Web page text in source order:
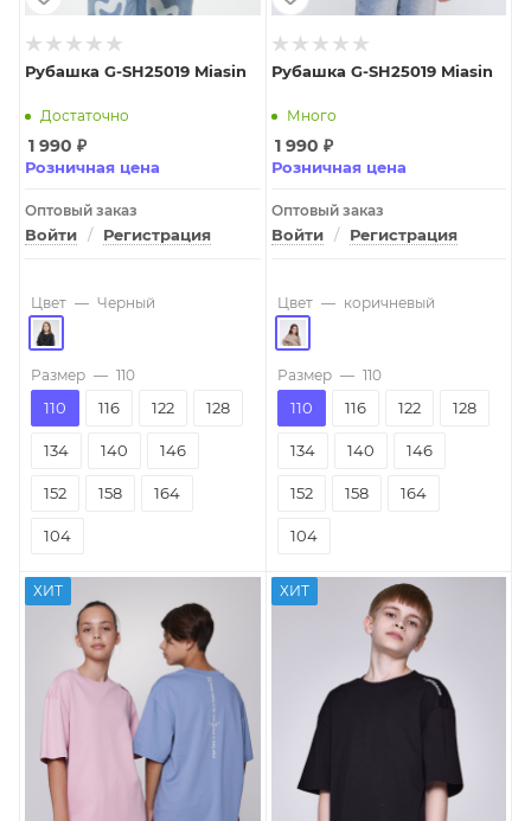
Рубашка G-SH25019 Miasin
Достаточно
1 990 ₽
Розничная цена
Оптовый заказ
Войти / Регистрация
Цвет — Черный
Размер — 110
110 116 122 128
134 140 146
152 158 164
104
Рубашка G-SH25019 Miasin
Много
1 990 ₽
Розничная цена
Оптовый заказ
Войти / Регистрация
Цвет — коричневый
Размер — 110
110 116 122 128
134 140 146
152 158 164
104
ХИТ ХИТ